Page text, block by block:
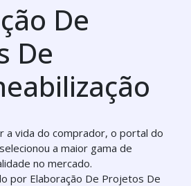
De
De
a vida do comprador, o portal do
a maior gama de
no mercado.
por Elaboração De Projetos De